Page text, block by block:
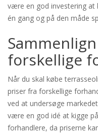
være en god investering
én gang og på den måde
forskellige
Når du skal købe
priser fra forskellige
ved at undersøge
være en god idé at kigge
forhandlere, da priserne